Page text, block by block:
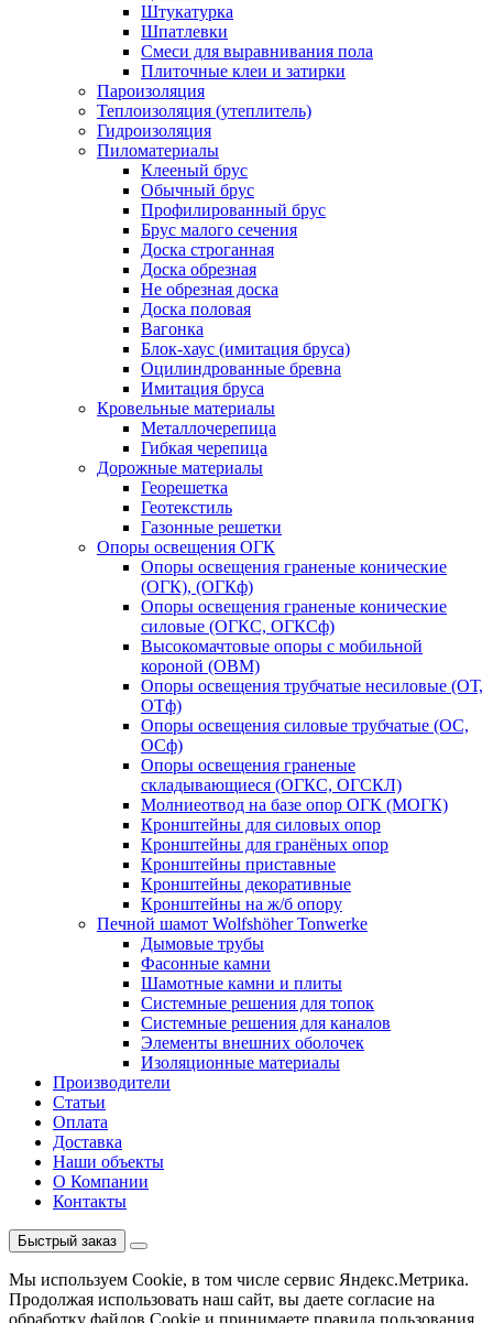
Штукатурка
Шпатлевки
Смеси для выравнивания пола
Плиточные клеи и затирки
Пароизоляция
Теплоизоляция (утеплитель)
Гидроизоляция
Пиломатериалы
Клееный брус
Обычный брус
Профилированный брус
Брус малого сечения
Доска строганная
Доска обрезная
Не обрезная доска
Доска половая
Вагонка
Блок-хаус (имитация бруса)
Оцилиндрованные бревна
Имитация бруса
Кровельные материалы
Металлочерепица
Гибкая черепица
Дорожные материалы
Георешетка
Геотекстиль
Газонные решетки
Опоры освещения ОГК
Опоры освещения граненые конические
(ОГК), (ОГКф)
Опоры освещения граненые конические
силовые (ОГКС, ОГКСф)
Высокомачтовые опоры с мобильной
короной (ОВМ)
Опоры освещения трубчатые несиловые (ОТ,
ОТф)
Опоры освещения силовые трубчатые (ОС,
ОСф)
Опоры освещения граненые
складывающиеся (ОГКС, ОГСКЛ)
Молниеотвод на базе опор ОГК (МОГК)
Кронштейны для силовых опор
Кронштейны для гранёных опор
Кронштейны приставные
Кронштейны декоративные
Кронштейны на ж/б опору
Печной шамот Wolfshöher Tonwerke
Дымовые трубы
Фасонные камни
Шамотные камни и плиты
Системные решения для топок
Системные решения для каналов
Элементы внешних оболочек
Изоляционные материалы
Производители
Статьи
Оплата
Доставка
Наши объекты
О Компании
Контакты
Быстрый заказ
Мы используем Cookie, в том числе сервис Яндекс.Метрика.
Продолжая использовать наш сайт, вы даете согласие на
обработку файлов Cookie и принимаете правила пользования